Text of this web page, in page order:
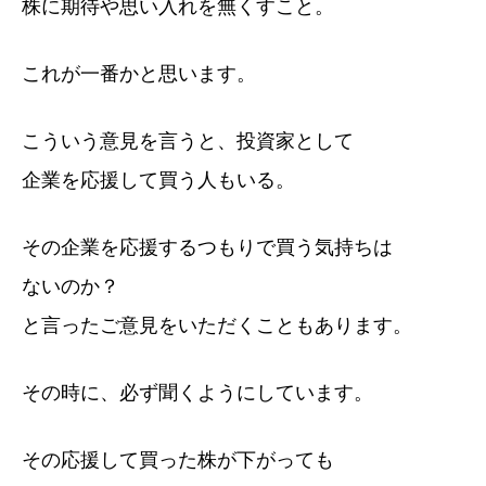
株に期待や思い入れを無くすこと。
これが一番かと思います。
こういう意見を言うと、投資家として
企業を応援して買う人もいる。
その企業を応援するつもりで買う気持ちは
ないのか？
と言ったご意見をいただくこともあります。
その時に、必ず聞くようにしています。
その応援して買った株が下がっても